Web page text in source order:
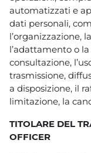
automatizzati e
dati personali,
l’organizzazione,
l’adattamento o
consultazione,
trasmissione,
a disposizione, il
limitazione, la
TITOLARE DEL
OFFICER